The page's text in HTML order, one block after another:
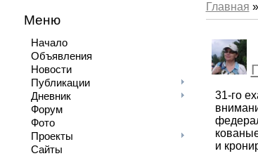
Меню
Начало
Объявления
Новости
Публикации
Дневник
Форум
Фото
Проекты
Сайты
Главная »
31-го
и